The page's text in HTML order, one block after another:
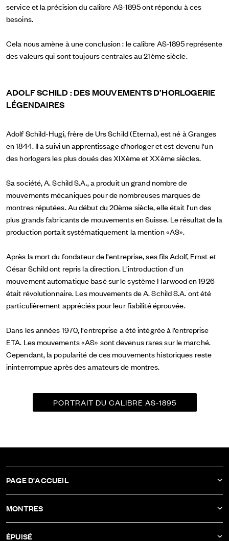
service et la précision du calibre AS-1895 ont répondu à ces
besoins.
Cela nous amène à une conclusion : le calibre AS-1895 représente
des valeurs qui sont toujours centrales au 21ème siècle.
ADOLF SCHILD : DES MOUVEMENTS D’HORLOGERIE
LÉGENDAIRES
Adolf Schild-Hugi, frère de Urs Schild (Eterna), est né à Granges
en 1844. Il a suivi un apprentissage d'horloger et est devenu l'un
des horlogers les plus doués des XIXème et XXème siècles.
Sa société, A. Schild S.A., a produit un grand nombre de
mouvements mécaniques pour de nombreuses marques de
montres réputées. Au début du 20ème siècle, elle était l'un des
plus grands fabricants de mouvements en Suisse. Le résultat de la
production portait systématiquement la mention «AS».
Après la mort du fondateur de l'entreprise, ses fils Adolf, Ernst et
César Schild ont repris la direction. L'introduction d'un
mouvement automatique basé sur le système Harwood en 1926
était révolutionnaire. Les mouvements de A. Schild S.A. ont été
particulièrement appréciés pour leur fiabilité éprouvée.
Dans les années 1970, l'entreprise a été intégrée à l’entreprise
ETA. Les mouvements «AS» sont devenus rares sur le marché.
Cependant, la popularité de ces mouvements historiques reste
ininterrompue après des amateurs de montres.
PORTRAIT DU CALIBRE AS-1895
PAGE D'ACCUEIL
MONTRES
ÉPUISÉ